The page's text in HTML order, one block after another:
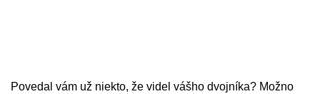
Povedal vám už niekto, že videl vášho dvojníka? Možno